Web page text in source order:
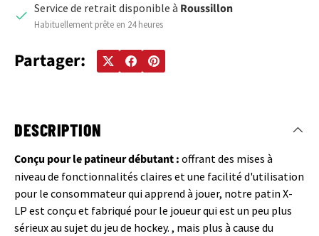
Service de retrait disponible à Roussillon
Habituellement prête en 24 heures
Partager:
DESCRIPTION
Conçu pour le patineur débutant : offrant des mises à
niveau de fonctionnalités claires et une facilité d'utilisation
pour le consommateur qui apprend à jouer, notre patin X-
LP est conçu et fabriqué pour le joueur qui est un peu plus
sérieux au sujet du jeu de hockey. , mais plus à cause du